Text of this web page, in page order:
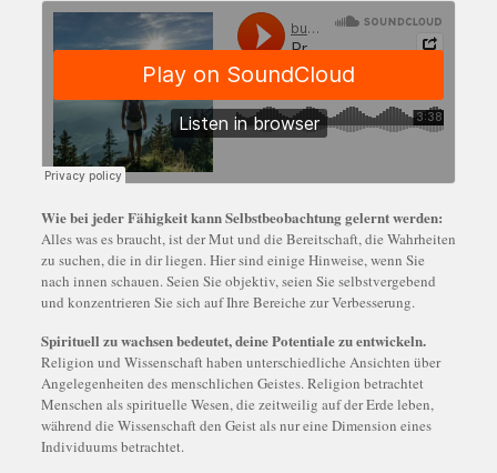
Wie bei jeder Fähigkeit kann Selbstbeobachtung gelernt werden:
Alles was es braucht, ist der Mut und die Bereitschaft, die Wahrheiten
zu suchen, die in dir liegen. Hier sind einige Hinweise, wenn Sie
nach innen schauen. Seien Sie objektiv, seien Sie selbstvergebend
und konzentrieren Sie sich auf Ihre Bereiche zur Verbesserung.
Spirituell zu wachsen bedeutet, deine Potentiale zu entwickeln.
Religion und Wissenschaft haben unterschiedliche Ansichten über
Angelegenheiten des menschlichen Geistes. Religion betrachtet
Menschen als spirituelle Wesen, die zeitweilig auf der Erde leben,
während die Wissenschaft den Geist als nur eine Dimension eines
Individuums betrachtet.